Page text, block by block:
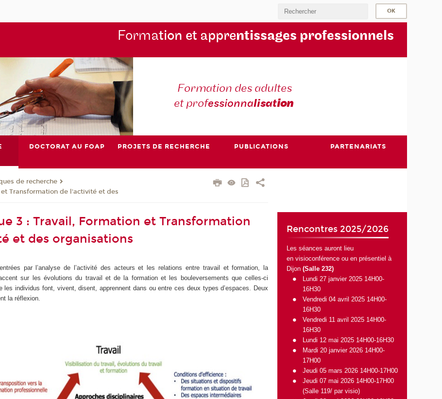
Formation et apprentissages professionnels
Formation des adultes
et professionnalisation
DOCTORAT AU FOAP PROJETS DE RECHERCHE PUBLICATIONS PARTENARIATS
de recherche
Transformation de l'activité et des
3 : Travail, Formation et Transformation
et des organisations
par l’analyse de l’activité des acteurs et les relations entre travail et formation, la
sur les évolutions du travail et de la formation et les bouleversements que celles-ci
les individus font, vivent, disent, apprennent dans ou entre ces deux types d’espaces. Deux
la réflexion.
Rencontres 2025/2026
Les séances auront lieu
en visioconférence ou en présentiel à
Dijon(Salle 232)
Lundi 27 janvier 2025 14H00-
16H30
Vendredi 04 avril 2025 14H00-
16H30
Vendredi 11 avril 2025 14H00-
16H30
Lundi 12 mai 2025 14H00-16H30
Mardi 20 janvier 2026 14H00-
17H00
Jeudi 05 mars 2026 14H00-17H00
Jeudi 07 mai 2026 14H00-17H00
(Salle 119/ par visio)